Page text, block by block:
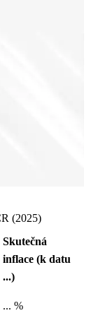
(2025)
Skutečná
inflace (k datu
...)
... %